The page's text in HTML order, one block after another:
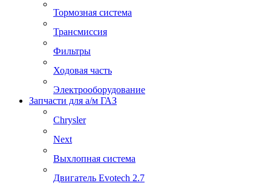
Тормозная система
Трансмиссия
Фильтры
Ходовая часть
Электрооборудование
Запчасти для а/м ГАЗ
Chrysler
Next
Выхлопная система
Двигатель Evotech 2.7